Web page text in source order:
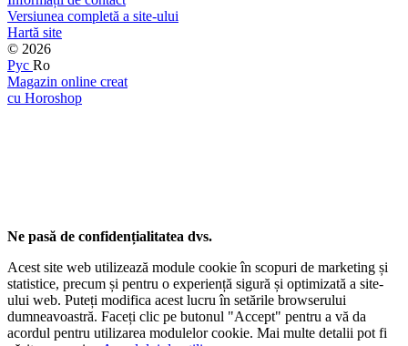
Versiunea completă a site-ului
Hartă site
© 2026
Рус Ro
Magazin online creat
cu Horoshop
Ne pasă de confidențialitatea dvs.
Acest site web utilizează module cookie în scopuri de marketing și
statistice, precum și pentru o experiență sigură și optimizată a site-
ului web. Puteți modifica acest lucru în setările browserului
dumneavoastră. Faceți clic pe butonul "Accept" pentru a vă da
acordul pentru utilizarea modulelor cookie. Mai multe detalii pot fi